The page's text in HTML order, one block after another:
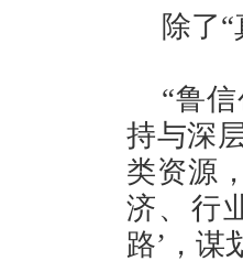
除了
“鲁
持与深
类资源
济、行
路’，谋